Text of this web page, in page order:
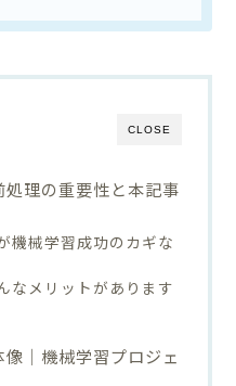
CLOSE
理の重要性と本記事
機械学習成功のカギな
なメリットがあります
｜機械学習プロジェ